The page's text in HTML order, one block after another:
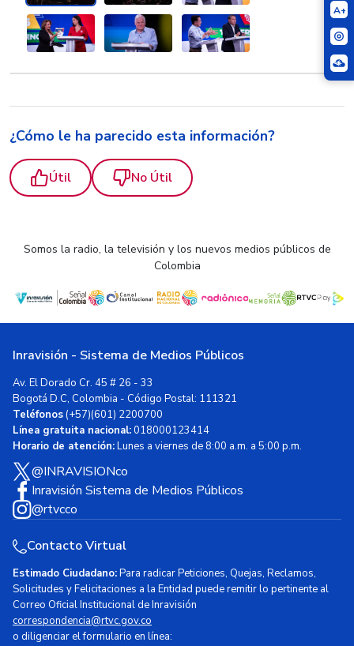
A+
¿Cómo le ha parecido esta información?
Útil No Útil
Somos la radio, la televisión y los nuevos medios públicos de
Colombia
Inravisión - Sistema de Medios Públicos
Av. El Dorado Cr. 45 # 26 - 33
Bogotá D.C, Colombia - Código Postal: 111321
Teléfonos(+57)(601) 2200700
Línea gratuita nacional:018000123414
Horario de atención:Lunes a viernes de 8:00 a.m. a 5:00 p.m.
@INRAVISIONco
Inravisión Sistema de Medios Públicos
@rtvcco
Contacto Virtual
Estimado Ciudadano:Para radicar Peticiones, Quejas, Reclamos,
Solicitudes y Felicitaciones a la Entidad puede remitir lo pertinente al
Correo Oficial Institucional de Inravisión
correspondencia@rtvc.gov.co
o diligenciar el formulario en línea: